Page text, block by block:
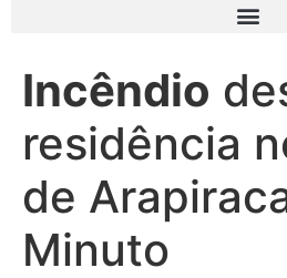
Incêndio
residência
de
Minuto